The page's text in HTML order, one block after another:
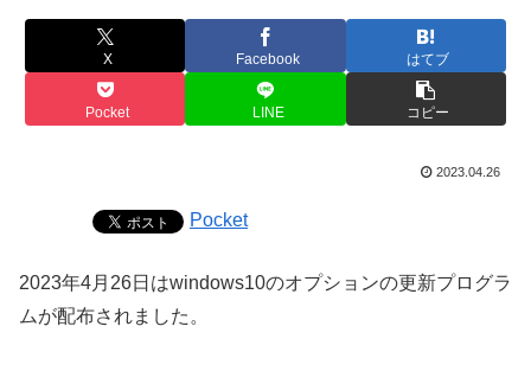
X Facebook はてブ
Pocket LINE コピー
2023.04.26
Pocket
2023年4月26日はwindows10のオプションの更新プログラ
ムが配布されました。